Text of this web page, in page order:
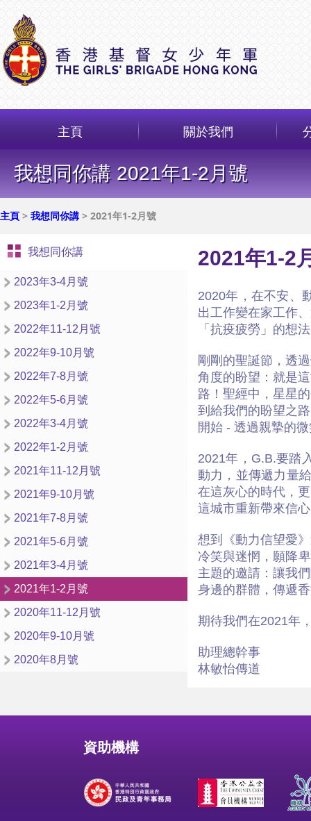
主頁 關於我們
我想同你講 2021年1-2月號
主頁 > 我想同你講 > 2021年1-2月號
我想同你講
2023年3-4月號
2023年1-2月號
2022年11-12月號
2022年9-10月號
2022年7-8月號
2022年5-6月號
2022年3-4月號
2022年1-2月號
2021年11-12月號
2021年9-10月號
2021年7-8月號
2021年5-6月號
2021年3-4月號
2021年1-2月號
2020年11-12月號
2020年9-10月號
2020年8月號
2021年1-2
2020年，在不安、
出工作變在家工作
「抗疫疲勞」的想
剛剛的聖誕節，透
角度的盼望：就是
路！聖經中，星星
到給我們的盼望之
開始 - 透過親摯的
2021年，G.B.要踏
動力，並傳遞力量
在這灰心的時代，
這城市重新帶來信
想到《動力信望愛
冷笑與迷惘，願降
主題的邀請：讓我
身邊的群體，傳遞
期待我們在2021年
助理總幹事
林敏怡傳道
資助機構